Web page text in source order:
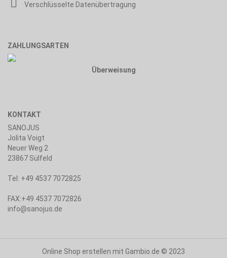
Verschlüsselte Datenübertragung
ZAHLUNGSARTEN
Überweisung
KONTAKT
SANOJUS
Jolita Voigt
Neuer Weg 2
23867 Sülfeld
Tel: +49 4537 7072825
FAX:+49 4537 7072826
info@sanojus.de
Online Shop erstellen mit Gambio.de © 2023